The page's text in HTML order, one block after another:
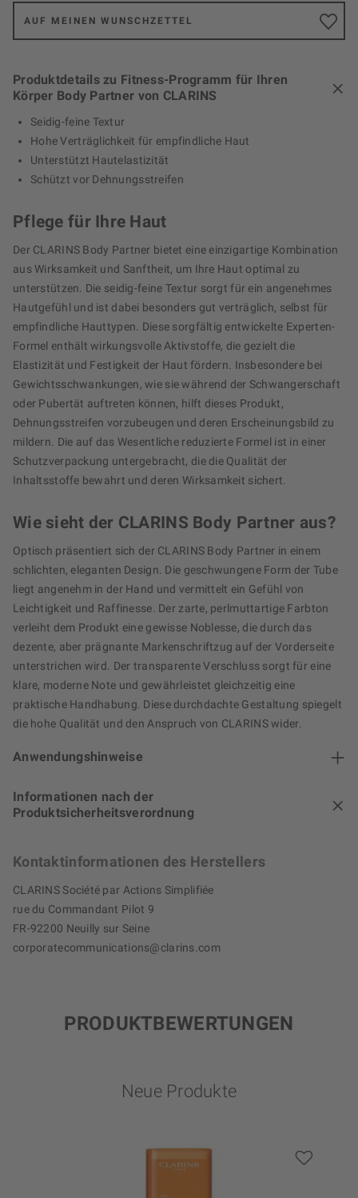
AUF MEINEN WUNSCHZETTEL
Produktdetails zu Fitness-Programm für Ihren
Körper Body Partner von CLARINS
Seidig-feine Textur
Hohe Verträglichkeit für empfindliche Haut
Unterstützt Hautelastizität
Schützt vor Dehnungsstreifen
Pflege für Ihre Haut
Der CLARINS Body Partner bietet eine einzigartige Kombination
aus Wirksamkeit und Sanftheit, um Ihre Haut optimal zu
unterstützen. Die seidig-feine Textur sorgt für ein angenehmes
Hautgefühl und ist dabei besonders gut verträglich, selbst für
empfindliche Hauttypen. Diese sorgfältig entwickelte Experten-
Formel enthält wirkungsvolle Aktivstoffe, die gezielt die
Elastizität und Festigkeit der Haut fördern. Insbesondere bei
Gewichtsschwankungen, wie sie während der Schwangerschaft
oder Pubertät auftreten können, hilft dieses Produkt,
Dehnungsstreifen vorzubeugen und deren Erscheinungsbild zu
mildern. Die auf das Wesentliche reduzierte Formel ist in einer
Schutzverpackung untergebracht, die die Qualität der
Inhaltsstoffe bewahrt und deren Wirksamkeit sichert.
Wie sieht der CLARINS Body Partner aus?
Optisch präsentiert sich der CLARINS Body Partner in einem
schlichten, eleganten Design. Die geschwungene Form der Tube
liegt angenehm in der Hand und vermittelt ein Gefühl von
Leichtigkeit und Raffinesse. Der zarte, perlmuttartige Farbton
verleiht dem Produkt eine gewisse Noblesse, die durch das
dezente, aber prägnante Markenschriftzug auf der Vorderseite
unterstrichen wird. Der transparente Verschluss sorgt für eine
klare, moderne Note und gewährleistet gleichzeitig eine
praktische Handhabung. Diese durchdachte Gestaltung spiegelt
die hohe Qualität und den Anspruch von CLARINS wider.
Anwendungshinweise
Informationen nach der
Produktsicherheitsverordnung
Kontaktinformationen des Herstellers
CLARINS Société par Actions Simplifiée
rue du Commandant Pilot 9
FR-92200 Neuilly sur Seine
corporatecommunications@clarins.com
PRODUKTBEWERTUNGEN
Neue Produkte